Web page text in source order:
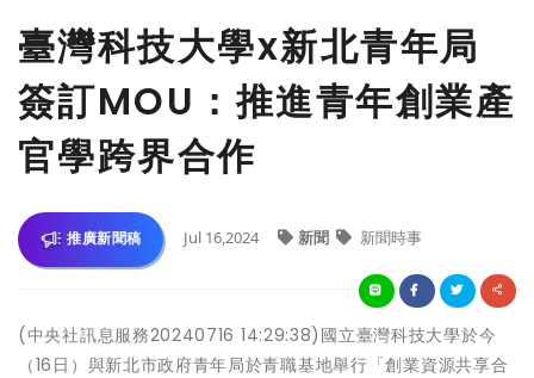
臺灣科技大學x新北青年局
簽訂MOU：推進青年創業產
官學跨界合作
推廣新聞稿 Jul 16,2024 新聞 新聞時事
(中央社訊息服務20240716 14:29:38)國立臺灣科技大學於今
（16日）與新北市政府青年局於青職基地舉行「創業資源共享合